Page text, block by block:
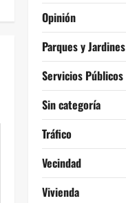
Opinión
Parques y Jardines
Servicios Públicos
Sin categoría
Tráfico
Vecindad
Vivienda